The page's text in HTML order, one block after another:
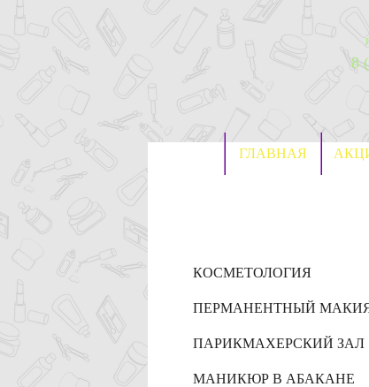
8
ГЛАВНАЯ
КОСМЕТОЛОГИЯ
ПЕРМАНЕНТНЫЙ
ПАРИКМАХЕРСКИЙ ЗАЛ
МАНИКЮР В АБАКАНЕ